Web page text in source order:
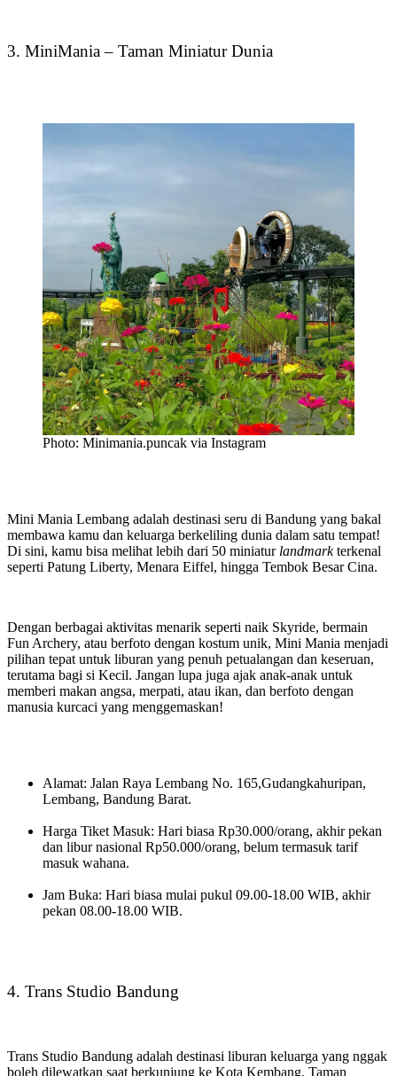
3. MiniMania – Taman Miniatur Dunia
Photo: Minimania.puncak via Instagram
Mini Mania Lembang adalah destinasi seru di Bandung yang bakal
membawa kamu dan keluarga berkeliling dunia dalam satu tempat!
Di sini, kamu bisa melihat lebih dari 50 miniatur landmarkterkenal
seperti Patung Liberty, Menara Eiffel, hingga Tembok Besar Cina.
Dengan berbagai aktivitas menarik seperti naik Skyride, bermain
Fun Archery, atau berfoto dengan kostum unik, Mini Mania menjadi
pilihan tepat untuk liburan yang penuh petualangan dan keseruan,
terutama bagi si Kecil. Jangan lupa juga ajak anak-anak untuk
memberi makan angsa, merpati, atau ikan, dan berfoto dengan
manusia kurcaci yang menggemaskan!
Alamat: Jalan Raya Lembang No. 165,Gudangkahuripan,
Lembang, Bandung Barat.
Harga Tiket Masuk: Hari biasa Rp30.000/orang, akhir pekan
dan libur nasional Rp50.000/orang, belum termasuk tarif
masuk wahana.
Jam Buka: Hari biasa mulai pukul 09.00-18.00 WIB, akhir
pekan 08.00-18.00 WIB.
4. Trans Studio Bandung
Trans Studio Bandung adalah destinasi liburan keluarga yang nggak
boleh dilewatkan saat berkunjung ke Kota Kembang. Taman